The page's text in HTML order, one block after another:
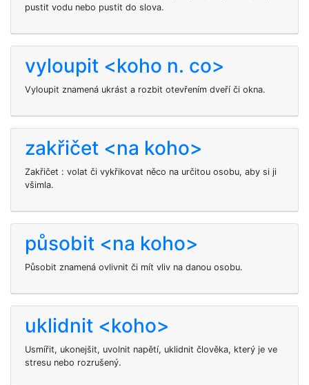
pustit vodu nebo pustit do slova.
vyloupit <koho n. co>
Vyloupit znamená ukrást a rozbit otevřením dveří či okna.
zakřičet <na koho>
Zakřičet : volat či vykřikovat něco na určitou osobu, aby si ji
všimla.
působit <na koho>
Působit znamená ovlivnit či mít vliv na danou osobu.
uklidnit <koho>
Usmířit, ukonejšit, uvolnit napětí, uklidnit člověka, který je ve
stresu nebo rozrušený.